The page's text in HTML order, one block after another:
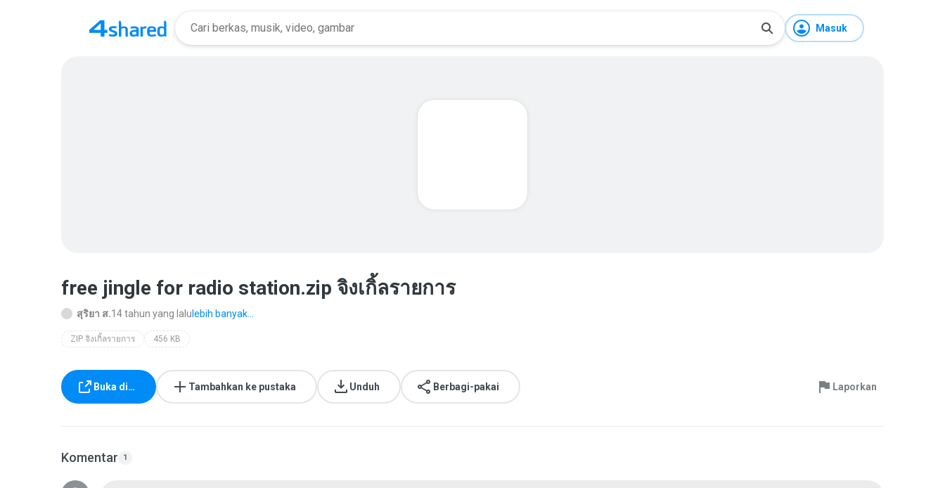
Masuk
free jingle for radio station.zip จิงเกิ้ลรายการ
สุริยา ส.14 tahun yang lalu lebih banyak...
ZIP จิงเกิ้ลรายการ 456 KB
Buka di… Tambahkan ke pustaka Unduh Berbagi-pakai Laporkan
Komentar 1